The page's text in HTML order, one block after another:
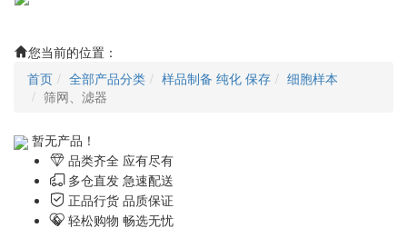
您当前的位置：
首页
全部产品分类 样品制备 纯化 保存
细胞样本
筛网、滤器
暂无产品！
品类齐全 应有尽有
多仓直发 急速配送
正品行货 品质保证
轻松购物 畅选无忧